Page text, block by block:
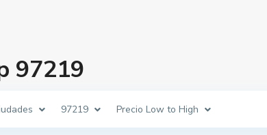
97219
97219 Precio Low to High